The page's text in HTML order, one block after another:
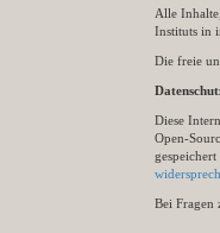
Alle
Instituts in
Die freie
Diese
Open-
Bei Fragen